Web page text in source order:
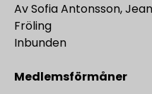
Av Sofia Antonsson,
Fröling
Inbunden
Medlemsförmåner